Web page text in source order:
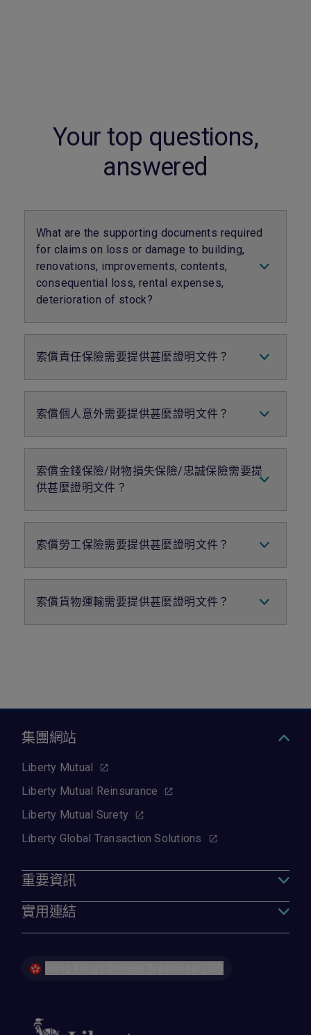
Your top questions,
answered
What are the supporting documents required
for claims on loss or damage to building,
renovations, improvements, contents,
consequential loss, rental expenses,
deterioration of stock?
損壞之財產的購買收據
維修人員發出的損壞原因和程度評估報告
我們提交報價單，獲批後才進行任何修理或更
索償責任保險需要提供甚麼證明文件？
任何證人的姓名、電話和地址
第三者的受損壞物品之照片（如有）
顯示事件或財產損失的閉路電視片段（如有）
請注意，受保人應在收到第三者索償通知後或可
能引起索償的情況後立即通知利寶索償部。受保
人不得承認任何責任及向提供利寶保險任何或所
有第三者資料。
索償個人意外需要提供甚麼證明文件？
果、受保人與索償人的關係證明（如結婚
或出生證明副本）
永久傷殘索償:
索償金錢保險/財物損失保險/忠誠保險需要提
供甚麼證明文件？
失物的購買收據
被盜和挪用資金的會計記錄（證明）
索償勞工保險需要提供甚麼證明文件？
病假証明書正本
索償貨物運輸需要提供甚麼證明文件？
明
交貨單/收據/訂單
維修/更換報價單
索賠單
要，可能需要閣下提供其他文件。
集團網站
Liberty Mutual
Liberty Mutual Reinsurance
Liberty Mutual Surety
Liberty Global Transaction Solutions
重要資訊
實用連結